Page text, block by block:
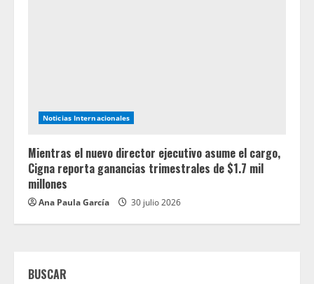
Noticias Internacionales
Mientras el nuevo director ejecutivo asume el cargo,
Cigna reporta ganancias trimestrales de $1.7 mil
millones
Ana Paula García 30 julio 2026
BUSCAR